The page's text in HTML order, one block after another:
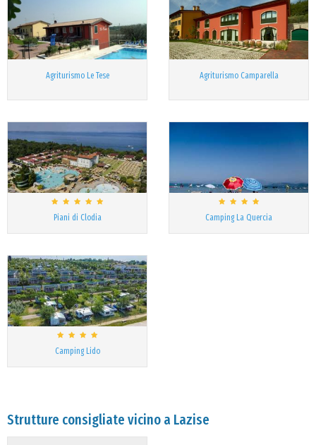
Agriturismo Le Tese Agriturismo Camparella
Piani di Clodia Camping La Quercia
Camping Lido
Strutture consigliate vicino a Lazise